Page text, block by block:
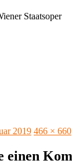
2019 466 × 660
einen